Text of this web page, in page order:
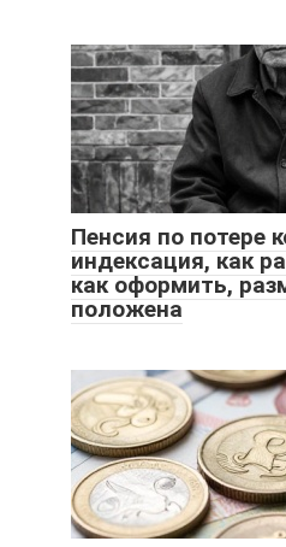
Пенсия по потере
индексация, как
как оформить,
положена